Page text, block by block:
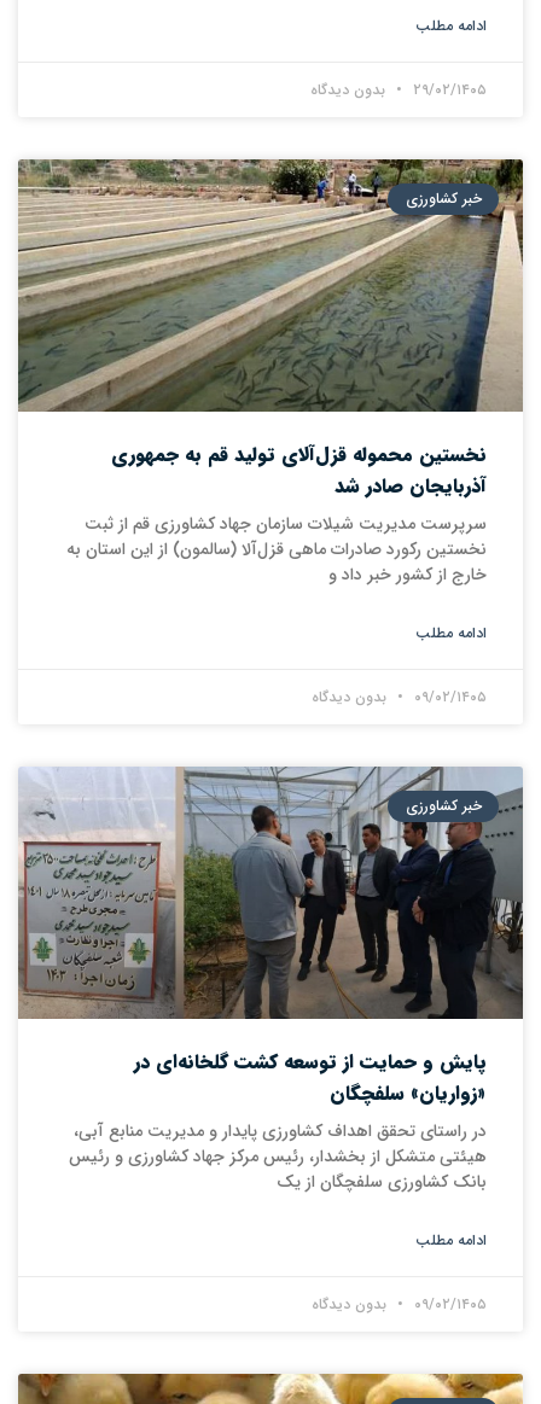
ادامه مطلب
۲۹/۰۲/۱۴۰۵ بدون دیدگاه
خبر کشاورزی
نخستین محموله قزل‌آلای تولید قم به جمهوری
آذربایجان صادر شد
سرپرست مدیریت شیلات سازمان جهاد کشاورزی قم از ثبت
نخستین رکورد صادرات ماهی قزل‌آلا (سالمون) از این استان به
خارج از کشور خبر داد و
ادامه مطلب
۰۹/۰۲/۱۴۰۵ بدون دیدگاه
خبر کشاورزی
پایش و حمایت از توسعه کشت گلخانه‌ای در
«زواریان» سلفچگان
در راستای تحقق اهداف کشاورزی پایدار و مدیریت منابع آبی،
هیئتی متشکل از بخشدار، رئیس مرکز جهاد کشاورزی و رئیس
بانک کشاورزی سلفچگان از یک
ادامه مطلب
۰۹/۰۲/۱۴۰۵ بدون دیدگاه